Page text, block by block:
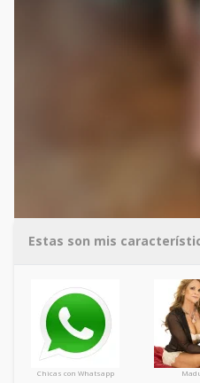
Estas son mis
Chicas con Whatsapp